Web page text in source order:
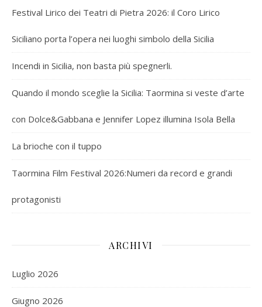
Festival Lirico dei Teatri di Pietra 2026: il Coro Lirico
Siciliano porta l’opera nei luoghi simbolo della Sicilia
Incendi in Sicilia, non basta più spegnerli.
Quando il mondo sceglie la Sicilia: Taormina si veste d’arte
con Dolce&Gabbana e Jennifer Lopez illumina Isola Bella
La brioche con il tuppo
Taormina Film Festival 2026:Numeri da record e grandi
protagonisti
ARCHIVI
Luglio 2026
Giugno 2026